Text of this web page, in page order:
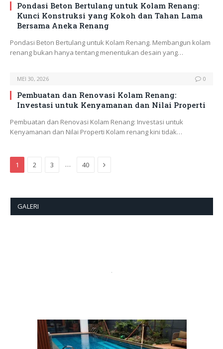
Pondasi Beton Bertulang untuk Kolam Renang:
Kunci Konstruksi yang Kokoh dan Tahan Lama
Bersama Aneka Renang
Pondasi Beton Bertulang untuk Kolam Renang. Membangun kolam
renang bukan hanya tentang menentukan desain yang…
MEI 30, 2026 0
Pembuatan dan Renovasi Kolam Renang:
Investasi untuk Kenyamanan dan Nilai Properti
Pembuatan dan Renovasi Kolam Renang: Investasi untuk
Kenyamanan dan Nilai Properti Kolam renang kini tidak…
1 2 3 … 40 Next
GALERI